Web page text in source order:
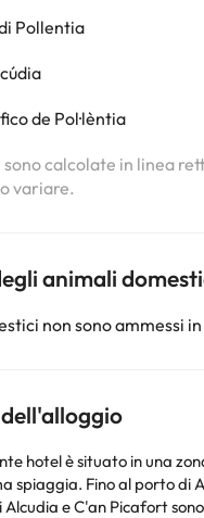
Pollentia
de Pol·lèntia
sono calcolate in linea
variare.
animali
non sono ammessi
hotel è situato in una
spiaggia. Fino al porto di
Alcudia e C'an Picafort